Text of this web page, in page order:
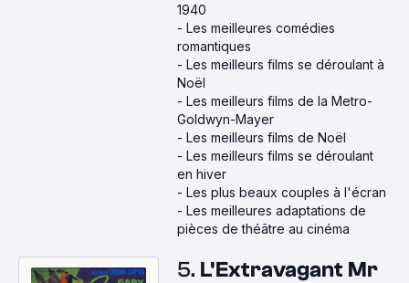
1940
- Les meilleures comédies
romantiques
- Les meilleurs films se déroulant à
Noël
- Les meilleurs films de la Metro-
Goldwyn-Mayer
- Les meilleurs films de Noël
- Les meilleurs films se déroulant
en hiver
- Les plus beaux couples à l'écran
- Les meilleures adaptations de
pièces de théâtre au cinéma
5. L'Extravagant Mr